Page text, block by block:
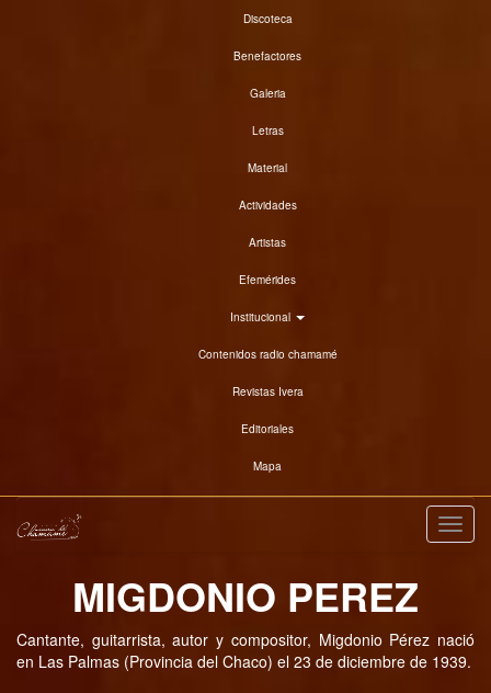
Discoteca
Benefactores
Galeria
Letras
Material
Actividades
Artistas
Efemérides
Institucional
Contenidos radio chamamé
Revistas Ivera
Editoriales
Mapa
MIGDONIO PEREZ
Cantante, guitarrista, autor y compositor, Migdonio Pérez nació
en Las Palmas (Provincia del Chaco) el 23 de diciembre de 1939.